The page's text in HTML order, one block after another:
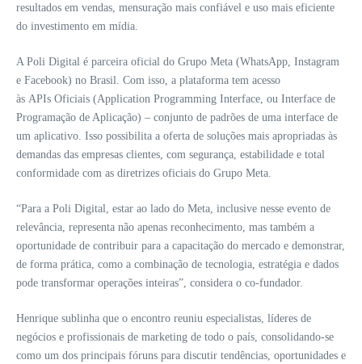
resultados em vendas, mensuração mais confiável e uso mais eficiente
do investimento em mídia.
A Poli Digital é parceira oficial do Grupo Meta (WhatsApp, Instagram
e Facebook) no Brasil. Com isso, a plataforma tem acesso
às APIs Oficiais (Application Programming Interface, ou Interface de
Programação de Aplicação) – conjunto de padrões de uma interface de
um aplicativo. Isso possibilita a oferta de soluções mais apropriadas às
demandas das empresas clientes, com segurança, estabilidade e total
conformidade com as diretrizes oficiais do Grupo Meta.
“Para a Poli Digital, estar ao lado do Meta, inclusive nesse evento de
relevância, representa não apenas reconhecimento, mas também a
oportunidade de contribuir para a capacitação do mercado e demonstrar,
de forma prática, como a combinação de tecnologia, estratégia e dados
pode transformar operações inteiras”, considera o co-fundador.
Henrique sublinha que o encontro reuniu especialistas, líderes de
negócios e profissionais de marketing de todo o país, consolidando-se
como um dos principais fóruns para discutir tendências, oportunidades e